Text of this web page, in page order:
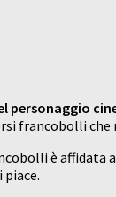
personaggio
francobolli
è